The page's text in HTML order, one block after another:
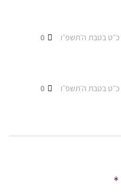
כ״ט בטבת ה׳תשפ״ו
כ״ט בטבת ה׳תשפ״ו
*